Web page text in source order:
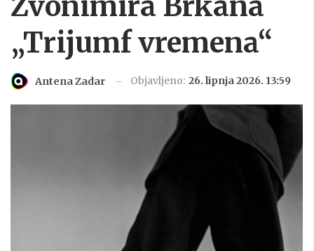
„Trijumf vremena“
Antena Zadar Objavljeno: 26. lipnja 2026. 13:59